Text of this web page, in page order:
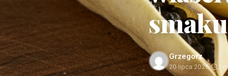
smaku
Grzegorz
20 lipca 2026· 2